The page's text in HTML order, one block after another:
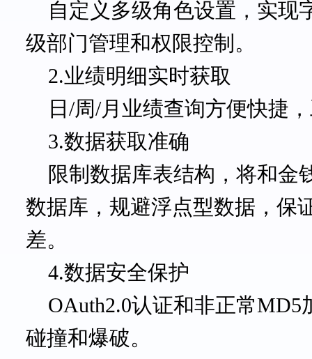
自定义多级角色设置，实现
级部门管理和权限控制。
2.业绩明细实时获取
日 /周/月业绩查询方便快捷
3.数据获取准确
限制数据库表结构，将和金
数据库，规避浮点型数据，保
差。
4.数据安全保护
OAuth2.0认证和非正常
碰撞和爆破。